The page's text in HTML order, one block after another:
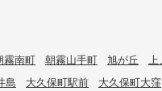
霧南町 朝霧山手町 旭が丘 上
島 大久保町駅前 大久保町大窪